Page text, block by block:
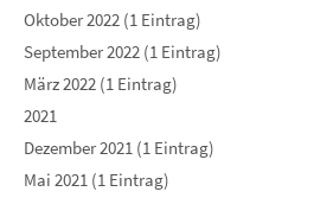
Oktober 2022 (1 Eintrag)
September 2022 (1 Eintrag)
März 2022 (1 Eintrag)
2021
Dezember 2021 (1 Eintrag)
Mai 2021 (1 Eintrag)